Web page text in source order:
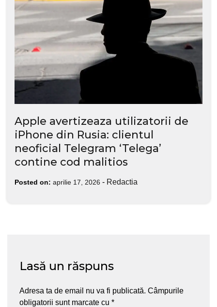
Apple avertizeaza utilizatorii de
iPhone din Rusia: clientul
neoficial Telegram ‘Telega’
contine cod malitios
Posted on: aprilie 17, 2026 - Redactia
Lasă un răspuns
Adresa ta de email nu va fi publicată. Câmpurile
obligatorii sunt marcate cu *